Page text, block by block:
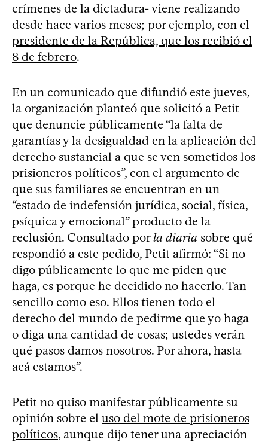
crímenes de la dictadura- viene realizando
desde hace varios meses; por ejemplo, con el
presidente de la República, que los recibió el
8 de febrero.
En un comunicado que difundió este jueves,
la organización planteó que solicitó a Petit
que denuncie públicamente “la falta de
garantías y la desigualdad en la aplicación del
derecho sustancial a que se ven sometidos los
prisioneros políticos”, con el argumento de
que sus familiares se encuentran en un
“estado de indefensión jurídica, social, física,
psíquica y emocional” producto de la
reclusión. Consultado porla diaria sobre qué
respondió a este pedido, Petit afirmó: “Si no
digo públicamente lo que me piden que
haga, es porque he decidido no hacerlo. Tan
sencillo como eso. Ellos tienen todo el
derecho del mundo de pedirme que yo haga
o diga una cantidad de cosas; ustedes verán
qué pasos damos nosotros. Por ahora, hasta
acá estamos”.
Petit no quiso manifestar públicamente su
opinión sobre el uso del mote de prisioneros
políticos, aunque dijo tener una apreciación